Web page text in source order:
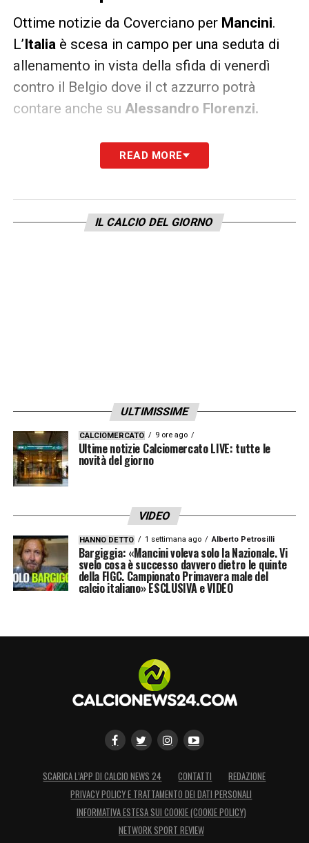
Ottime notizie da Coverciano per Mancini.
L’Italia è scesa in campo per una seduta di
allenamento in vista della sfida di venerdì
contro il Belgio dove il ct azzurro potrà
contare anche su Alessandro Florenzi.
Sky Sportil terzino dopo una
prima parte di lavoro individuale si è unito al
deve sciogliere ancora alcuni dubbi di
READ MORE
IL CALCIO DEL GIORNO
ULTIMISSIME
CALCIOMERCATO 9 ore ago
Ultime notizie Calciomercato LIVE: tutte le
novità del giorno
VIDEO
HANNO DETTO 1 settimana ago Alberto Petrosilli
Bargiggia: «Mancini voleva solo la Nazionale. Vi
svelo cosa è successo davvero dietro le quinte
della FIGC. Campionato Primavera male del
calcio italiano» ESCLUSIVA e VIDEO
SCARICA L’APP DI CALCIO NEWS 24 CONTATTI
REDAZIONE
PRIVACY POLICY E TRATTAMENTO DEI DATI PERSONALI
INFORMATIVA ESTESA SUI COOKIE (COOKIE POLICY)
NETWORK SPORT REVIEW